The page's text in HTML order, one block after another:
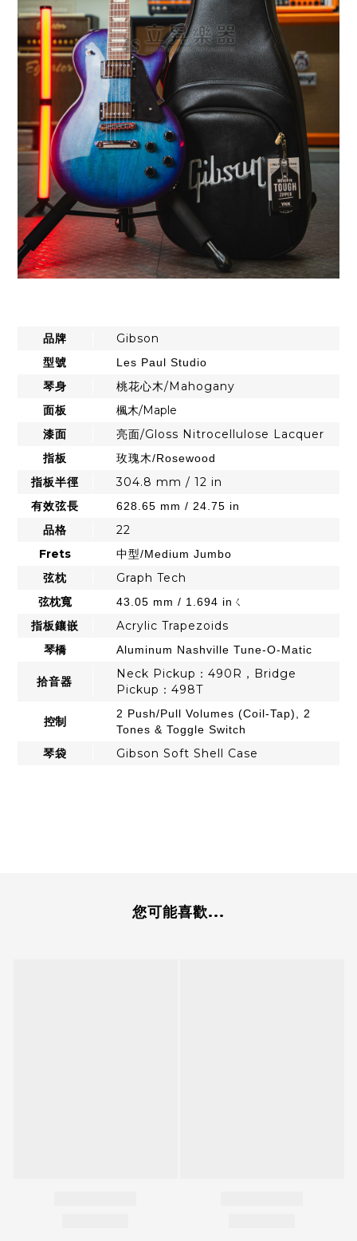
品牌
Gibson
型號
Les Paul Studio
琴身
桃花心木/Mahogany
面板
楓木/Maple
漆面
亮面/Gloss Nitrocellulose Lacquer
指板
玫瑰木/Rosewood
指板半徑
304.8 mm / 12 in
有效弦長
628.65 mm / 24.75 in
品格
22
Frets
中型/Medium Jumbo
弦枕
Graph Tech
弦枕寬
43.05 mm / 1.694 inㄑ
指板鑲嵌
Acrylic Trapezoids
琴橋
Aluminum Nashville Tune-O-Matic
拾音器
Neck Pickup：490R，Bridge
Pickup：498T
控制
2 Push/Pull Volumes (Coil-Tap), 2
Tones & Toggle Switch
琴袋 Gibson Soft Shell Case
您可能喜歡...